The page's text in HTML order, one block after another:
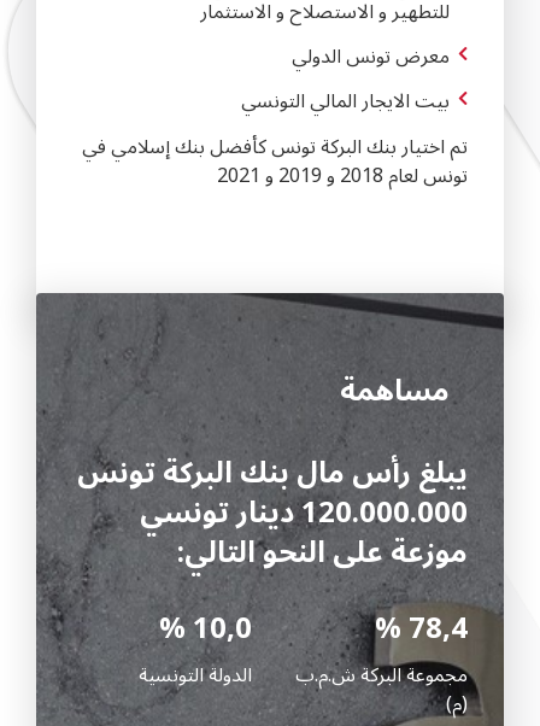
للتطهير و الاستصلاح و الاستثمار
معرض تونس الدولي
بيت الايجار المالي التونسي
تم اختيار بنك البركة تونس كأفضل بنك إسلامي في
تونس لعام 2018 و 2019 و 2021
مساهمة
يبلغ رأس مال بنك البركة تونس
120.000.000 دينار تونسي
موزعة على النحو التالي:
78,4 %
مجموعة البركة ش.م.ب
(م)
10,0 %
الدولة التونسية